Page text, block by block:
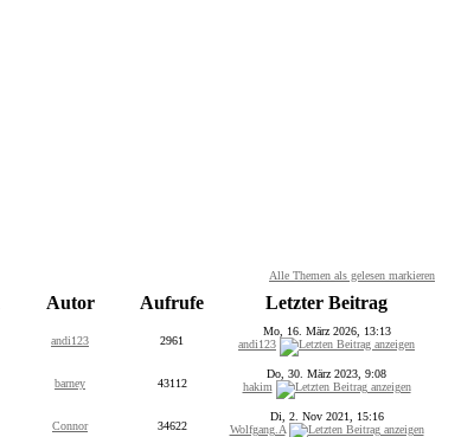
Alle Themen als gelesen markieren
Autor Aufrufe Letzter Beitrag
andi123 2961
Mo, 16. März 2026, 13:13
andi123
barney 43112
Do, 30. März 2023, 9:08
hakim
Connor 34622
Di, 2. Nov 2021, 15:16
Wolfgang.A